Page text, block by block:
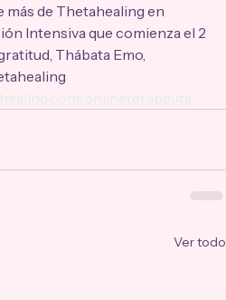
de Thetahealing en
Intensiva que comienza el 2
Thábata Emo,
onlineterapeuta
Ver todo